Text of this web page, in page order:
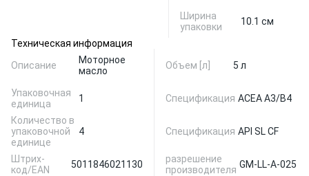
Ширина
упаковки
10.1 см
Техническая информация
Описание
Моторное
масло
Упаковочная
единица
1
Количество в
упаковочной
единице
4
Штрих-
код/EAN
5011846021130
Объем [л] 5 л
Спецификация ACEA A3/B4
Спецификация API SL CF
разрешение
производителя GM-LL-A-025